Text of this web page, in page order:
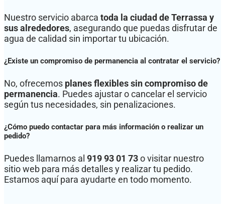
Nuestro servicio abarca toda la ciudad de Terrassa y
sus alrededores, asegurando que puedas disfrutar de
agua de calidad sin importar tu ubicación.
¿Existe un compromiso de permanencia al contratar el servicio?
No, ofrecemos planes flexibles sin compromiso de
permanencia. Puedes ajustar o cancelar el servicio
según tus necesidades, sin penalizaciones.
¿Cómo puedo contactar para más información o realizar un
pedido?
Puedes llamarnos al 919 93 01 73o visitar nuestro
sitio web para más detalles y realizar tu pedido.
Estamos aquí para ayudarte en todo momento.